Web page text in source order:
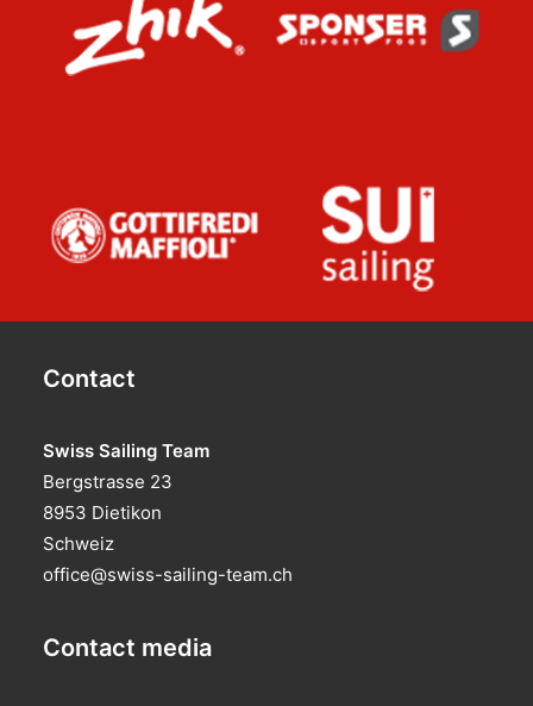
Contact
Swiss Sailing Team
Bergstrasse 23
8953 Dietikon
Schweiz
office@swiss-sailing-team.ch
Contact media